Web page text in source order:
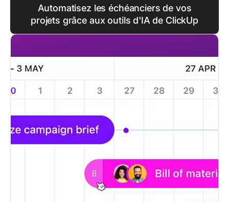
Automatisez les échéanciers de vos
projets grâce aux outils d'IA de ClickUp